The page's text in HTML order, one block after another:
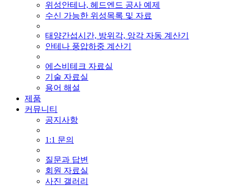
위성안테나, 헤드엔드 공사 예제
수신 가능한 위성목록 및 자료
태양간섭시간, 방위각, 앙각 자동 계산기
안테나 풍압하중 계산기
에스비테크 자료실
기술 자료실
용어 해설
제품
커뮤니티
공지사항
1:1 문의
질문과 답변
회원 자료실
사진 갤러리